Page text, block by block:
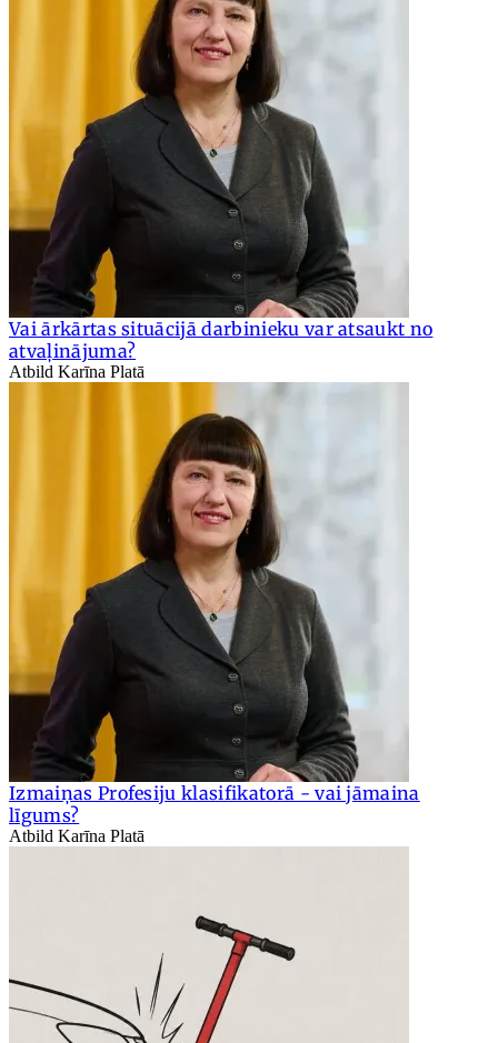
Vai ārkārtas situācijā darbinieku var atsaukt no
atvaļinājuma?
Atbild Karīna Platā
Izmaiņas Profesiju klasifikatorā - vai jāmaina
līgums?
Atbild Karīna Platā